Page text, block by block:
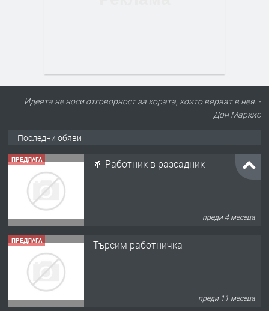
Идеята не носи отговорност за хората, които вярват в нея. -
Дон Маркис
Последни обяви
ПРЕДЛАГА 🌱 Работник в разсадник
преди 4 месеца
ПРЕДЛАГА Търсим работничка
преди 11 месеца